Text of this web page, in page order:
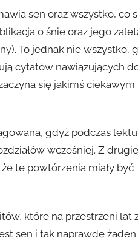
sen oraz wszystko, co
o śnie oraz jego
To jednak nie wszystko,
cytatów nawiązujących
się jakimś ciekawym
gdyż podczas
wcześniej. Z
te powtórzenia miały być
które na przestrzeni lat
sen i tak naprawdę żaden